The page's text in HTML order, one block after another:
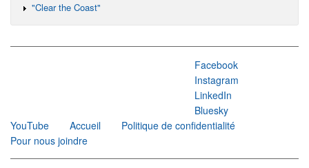
"Clear the Coast"
Facebook
Instagram
LinkedIn
Bluesky
YouTube
Accueil
Politique de confidentialité
Pour nous joindre